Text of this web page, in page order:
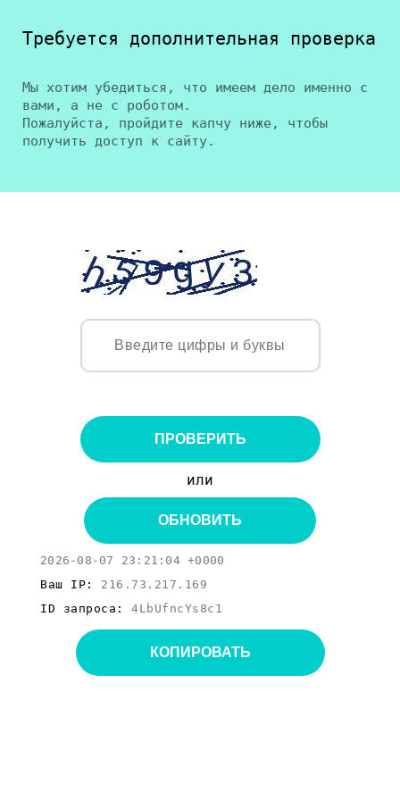
Требуется дополнительная проверка
Мы хотим убедиться, что имеем дело именно с
вами, а не с роботом.
Пожалуйста, пройдите капчу ниже, чтобы
получить доступ к сайту.
ПРОВЕРИТЬ
или
ОБНОВИТЬ
2026-08-07 23:21:04 +0000
Ваш IP: 216.73.217.169
ID запроса: 4LbUfncYs8c1
КОПИРОВАТЬ